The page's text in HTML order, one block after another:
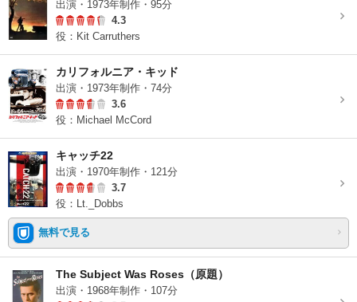
出演・1973年制作・95分
4.3
役：Kit Carruthers
カリフォルニア・キッド
出演・1973年制作・74分
3.6
役：Michael McCord
キャッチ22
出演・1970年制作・121分
3.7
役：Lt._Dobbs
無料で見る
The Subject Was Roses（原題）
出演・1968年制作・107分